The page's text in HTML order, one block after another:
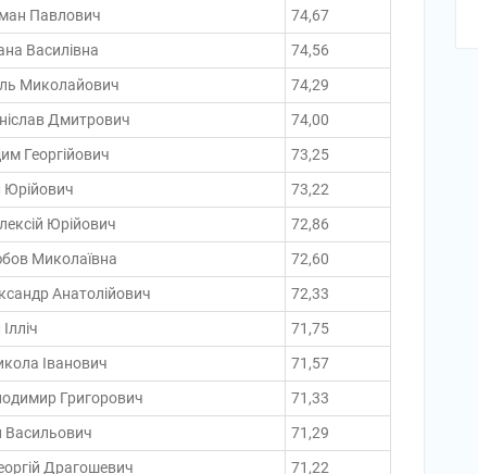
Павлович
74,67
Василівна
74,56
Миколайович
74,29
Дмитрович
74,00
Георгійович
73,25
Юрійович
73,22
Юрійович
72,86
Миколаївна
72,60
Анатолійович
72,33
71,75
Іванович
71,57
Григорович
71,33
Васильович
71,29
Драгошевич 71,22